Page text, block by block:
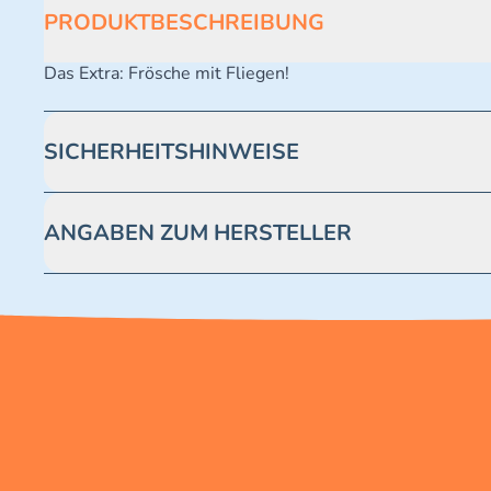
PRODUKTBESCHREIBUNG
Das Extra: Frösche mit Fliegen!
SICHERHEITSHINWEISE
ANGABEN ZUM HERSTELLER